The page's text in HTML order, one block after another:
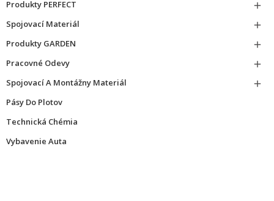
Produkty PERFECT

Spojovací Materiál

Produkty GARDEN

Pracovné Odevy

Spojovací A Montážny Materiál

Pásy Do Plotov
Technická Chémia
Vybavenie Auta